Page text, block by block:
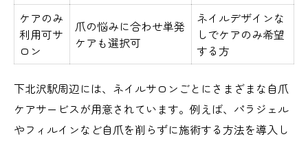
ケアのみ
利用可サ
ロン
爪の悩みに合わせ単発
ケアも選択可
ネイルデザインな
しでケアのみ希望
する方
下北沢駅周辺には、ネイルサロンごとにさまざまな自爪
ケアサービスが用意されています。例えば、パラジェル
やフィルインなど自爪を削らずに施術する方法を導入し